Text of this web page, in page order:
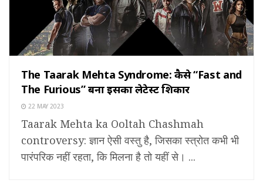
The Taarak Mehta Syndrome: कैसे “Fast and
The Furious” बना इसका लेटेस्ट शिकार
22 MAY 2023
Taarak Mehta ka Ooltah Chashmah
controversy: ज्ञान ऐसी वस्तु है, जिसका स्त्रोत कभी भी
पारंपरिक नहीं रहता, कि मिलना है तो यहीं से। ...